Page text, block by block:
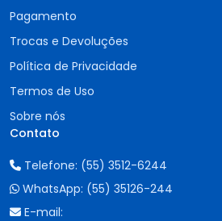
Pagamento
Trocas e Devoluções
Política de Privacidade
Termos de Uso
Sobre nós
Contato
Telefone: (55) 3512-6244
WhatsApp: (55) 35126-244
E-mail: